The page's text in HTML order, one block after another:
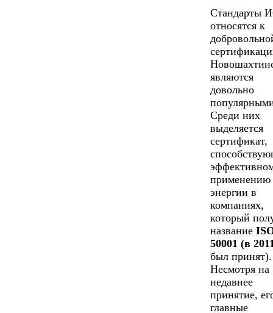
Стандарты
относятся к
являются
довольно
Среди них
выделяется
сертификат,
применению
энергии в
компаниях,
который
название
50001 (в
был принят).
Несмотря на
недавнее
принятие,
главные